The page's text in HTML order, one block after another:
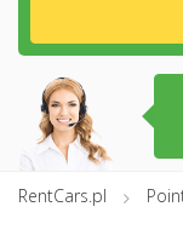
RentCars.pl